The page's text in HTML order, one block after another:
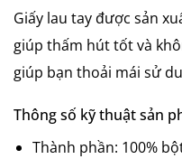
Giấy lau tay được sản
giúp thấm hút tốt và
giúp bạn thoải mái sử
Thông số kỹ thuật sản
Thành phần: 100%